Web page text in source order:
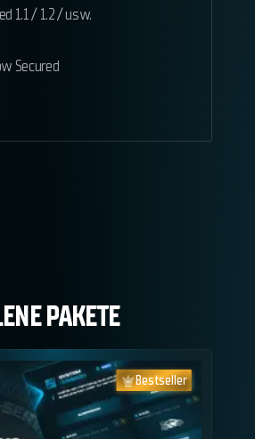
1.1 / 1.2 / usw.
Secured
PAKETE
Bestseller